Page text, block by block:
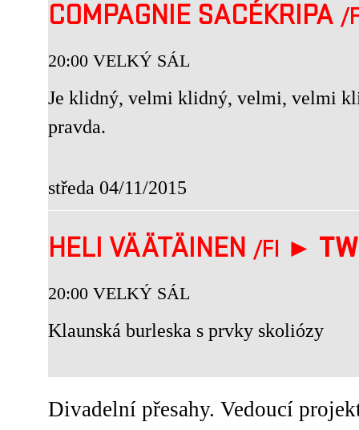
COMPAGNIE SACÉKRIPA /
20:00 VELKÝ SÁL
Je klidný, velmi klidný, velmi, velmi
pravda.
středa 04/11/2015
HELI VÄÄTÄINEN /FI ►
20:00 VELKÝ SÁL
Klaunská burleska s prvky skoliózy
Divadelní přesahy. Vedoucí